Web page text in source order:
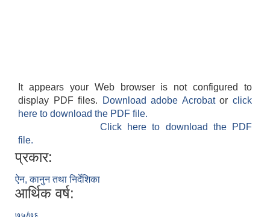
It appears your Web browser is not configured to
display PDF files.
Download adobe Acrobatorclick
here to download the PDF file.
Click here to download the PDF
file.
प्रकार:
ऐन, कानुन तथा निर्देशिका
आर्थिक वर्ष: